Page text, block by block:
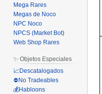
Mega Rares
Megas de Noco
NPC Noco
NPCS (Market Bot)
Web Shop Rares
✨ Objetos Especiales
📈Descatalogados
⛔No Tradeables
💰Habloons